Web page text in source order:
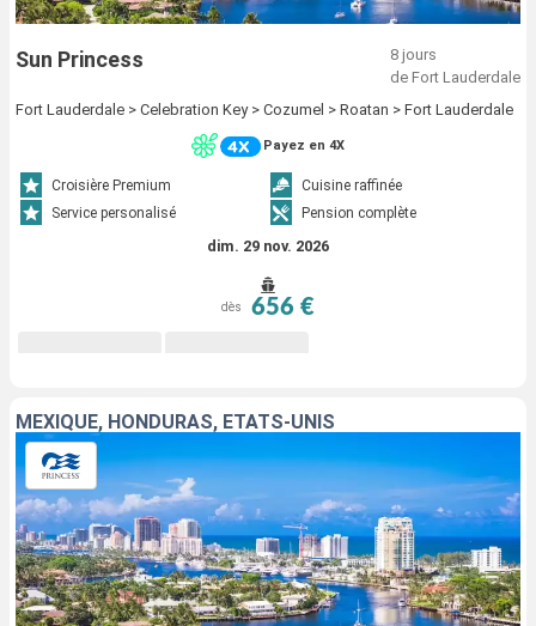
Sun Princess
8 jours
de Fort Lauderdale
Fort Lauderdale > Celebration Key > Cozumel > Roatan > Fort Lauderdale
Payez en 4X
Croisière Premium
Cuisine raffinée
Service personalisé
Pension complète
dim. 29 nov. 2026
dès 656 €
MEXIQUE, HONDURAS, ÉTATS-UNIS